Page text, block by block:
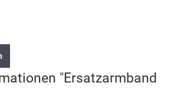
"Ersatzarmband